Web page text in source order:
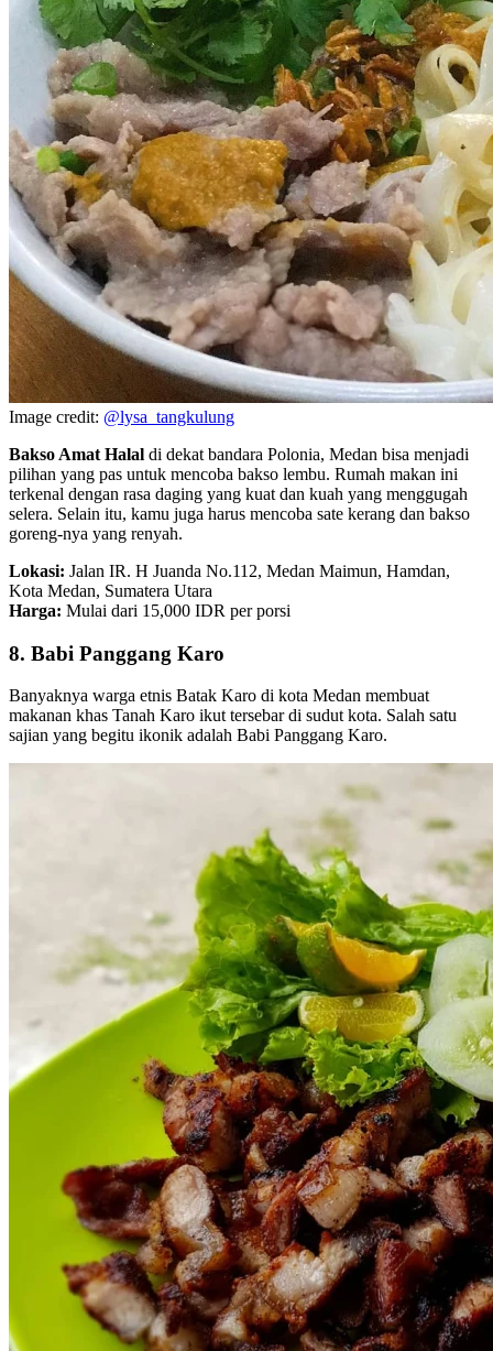
Image credit: @lysa_tangkulung
Bakso Amat Halal di dekat bandara Polonia, Medan bisa menjadi
pilihan yang pas untuk mencoba bakso lembu. Rumah makan ini
terkenal dengan rasa daging yang kuat dan kuah yang menggugah
selera. Selain itu, kamu juga harus mencoba sate kerang dan bakso
goreng-nya yang renyah.
Lokasi: Jalan IR. H Juanda No.112, Medan Maimun, Hamdan,
Kota Medan, Sumatera Utara
Harga: Mulai dari 15,000 IDR per porsi
8. Babi Panggang Karo
Banyaknya warga etnis Batak Karo di kota Medan membuat
makanan khas Tanah Karo ikut tersebar di sudut kota. Salah satu
sajian yang begitu ikonik adalah Babi Panggang Karo.